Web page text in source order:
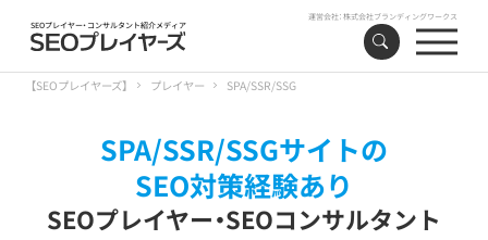
SEOプレイヤー・コンサルタント紹介メディア
運営会社： 株式会社ブランディングワークス
【SEOプレイヤーズ】 プレイヤー SPA/SSR/SSG
SPA/SSR/SSGサイトの
SEO対策経験あり
SEOプレイヤー・SEOコンサルタント